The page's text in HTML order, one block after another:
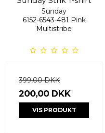
Sunday
6152-6543-481 Pink
Multistribe
399,00 DKK
200,00 DKK
VIS PRODUKT